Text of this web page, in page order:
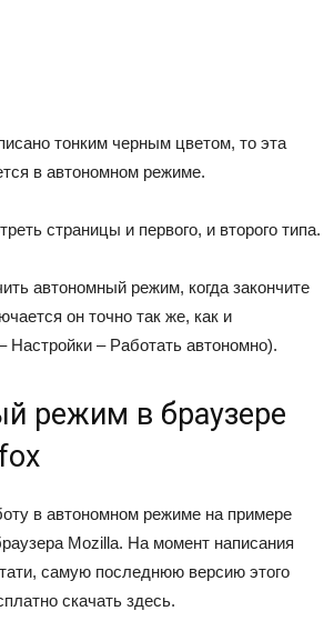
тонким черным цветом, то эта
в автономном режиме.
страницы и первого, и второго типа.
автономный режим, когда закончите
он точно так же, как и
– Работать автономно).
режим в браузере
в автономном режиме на примере
Mozilla. На момент написания
самую последнюю версию этого
скачать здесь.